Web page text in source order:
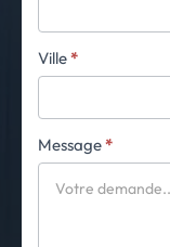
Ville*
Message*